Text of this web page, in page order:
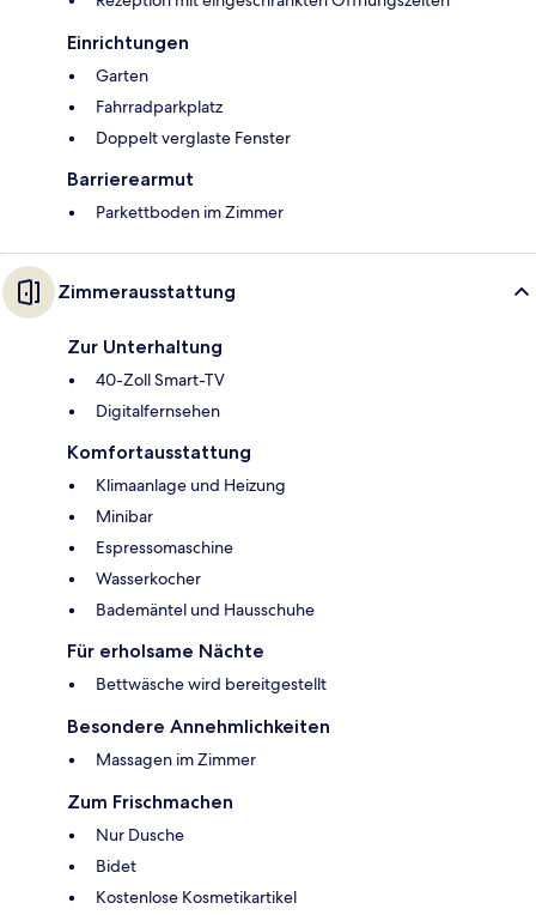
Einrichtungen
Garten
Fahrradparkplatz
Doppelt verglaste Fenster
Barrierearmut
Parkettboden im Zimmer
Zimmerausstattung
Zur Unterhaltung
40-Zoll Smart-TV
Digitalfernsehen
Komfortausstattung
Klimaanlage und Heizung
Minibar
Espressomaschine
Wasserkocher
Bademäntel und Hausschuhe
Für erholsame Nächte
Bettwäsche wird bereitgestellt
Besondere Annehmlichkeiten
Massagen im Zimmer
Zum Frischmachen
Nur Dusche
Bidet
Kostenlose Kosmetikartikel